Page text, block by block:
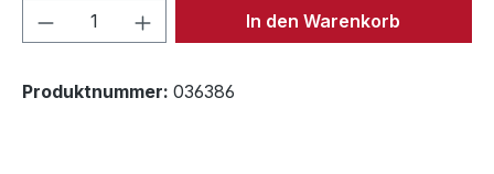
Produkt Anzahl: Gib denIn den Warenkorb
Produktnummer: 036386